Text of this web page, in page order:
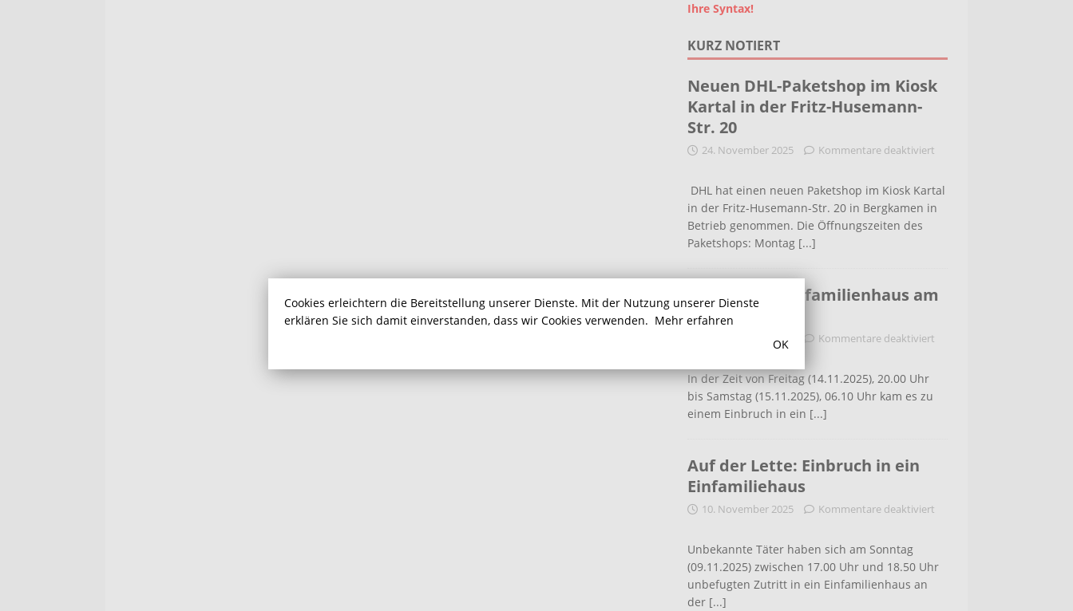
Ihre Syntax!
KURZ NOTIERT
Neuen DHL-Paketshop im Kiosk
Kartal in der Fritz-Husemann-
Str. 20
24. November 2025 Kommentare deaktiviert
DHL hat einen neuen Paketshop im Kiosk Kartal
in der Fritz-Husemann-Str. 20 in Bergkamen in
Betrieb genommen. Die Öffnungszeiten des
Paketshops: Montag [...]
Einbruch in Einfamilienhaus am
Haldenweg
16. November 2025 Kommentare deaktiviert
In der Zeit von Freitag (14.11.2025), 20.00 Uhr
bis Samstag (15.11.2025), 06.10 Uhr kam es zu
einem Einbruch in ein [...]
Auf der Lette: Einbruch in ein
Einfamiliehaus
10. November 2025 Kommentare deaktiviert
Unbekannte Täter haben sich am Sonntag
(09.11.2025) zwischen 17.00 Uhr und 18.50 Uhr
unbefugten Zutritt in ein Einfamilienhaus an
der [...]
Cookies erleichtern die Bereitstellung unserer Dienste. Mit der Nutzung unserer Dienste
erklären Sie sich damit einverstanden, dass wir Cookies verwenden. Mehr erfahren
OK